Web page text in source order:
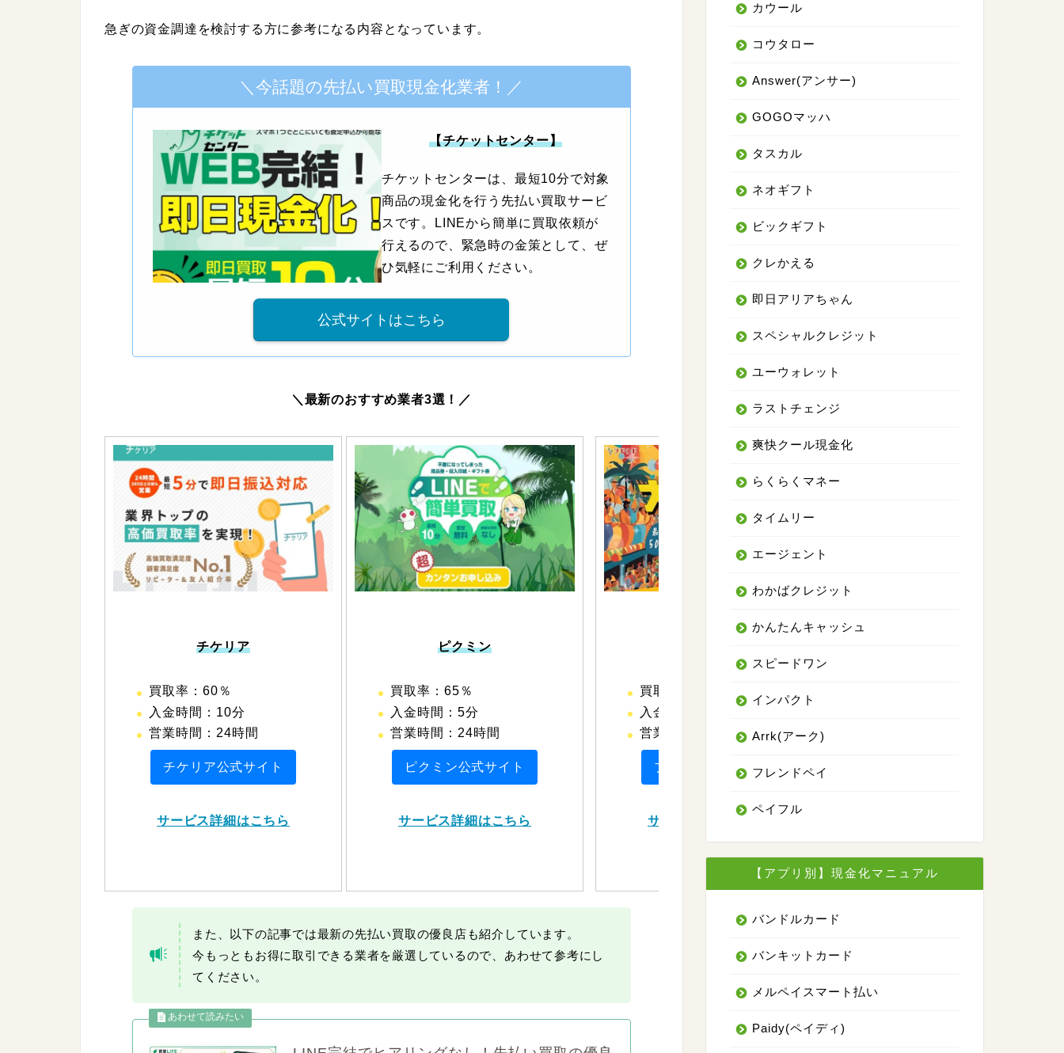
急ぎの資金調達を検討する方に参考になる内容となっています。
＼今話題の先払い買取現金化業者！／
【チケットセンター】
チケットセンターは、最短10分で対象
商品の現金化を行う先払い買取サービ
スです。LINEから簡単に買取依頼が
行えるので、緊急時の金策として、ぜ
ひ気軽にご利用ください。
公式サイトはこちら
＼最新のおすすめ業者3選！／
チケリア
買取率：60％
入金時間：10分
営業時間：24時間
チケリア公式サイト
サービス詳細はこちら
ピクミン
買取率：65％
入金時間：5分
営業時間：24時間
ピクミン公式サイト
サービス詳細はこちら
買取率：60％
入金時間：10分
営業時間：24時間
ブギウギ公式サイト
サービス詳細はこちら
また、以下の記事では最新の先払い買取の優良店も紹介しています。
今もっともお得に取引できる業者を厳選しているので、あわせて参考にし
てください。
カウール
コウタロー
Answer(アンサー)
GOGOマッハ
タスカル
ネオギフト
ビックギフト
クレかえる
即日アリアちゃん
スペシャルクレジット
ユーウォレット
ラストチェンジ
爽快クール現金化
らくらくマネー
タイムリー
エージェント
わかばクレジット
かんたんキャッシュ
スピードワン
インパクト
Arrk(アーク)
フレンドペイ
ペイフル
【アプリ別】現金化マニュアル
バンドルカード
バンキットカード
メルペイスマート払い
Paidy(ペイディ)